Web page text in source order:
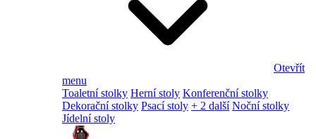
Otevřít
menu
Toaletní stolky Herní stoly Konferenční stolky
Dekorační stolky Psací stoly + 2 další Noční stolky
Jídelní stoly